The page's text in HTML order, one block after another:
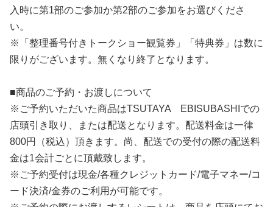
入時に第1部のご参加か第2部のご参加をお選びくださ
い。
※「整理番号付きトークショー観覧券」「特典券」は数に
限りがございます。無くなり終了となります。
■商品のご予約・お渡しについて
※ご予約いただいた商品はTSUTAYA EBISUBASHIでの
店頭引き取り、または配送となります。配送料金は一律
800円（税込）頂きます。尚、配送での受付の際の配送料
金は1会計ごとに頂戴致します。
※ご予約受付は現金/各種クレジットカード/電子マネー/コ
ード決済/金券のご利用が可能です。